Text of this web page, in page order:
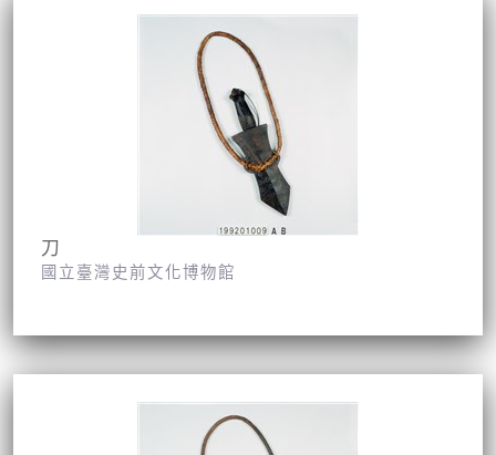
刀
國立臺灣史前文化博物館